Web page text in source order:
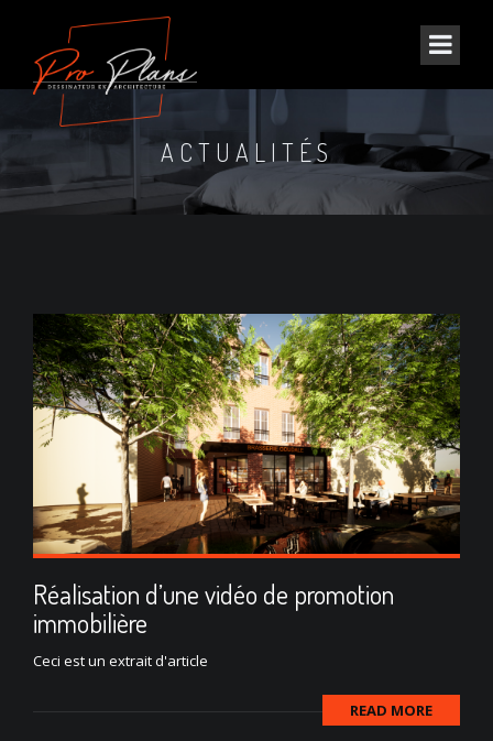
ACTUALITÉS
Réalisation d’une vidéo de promotion
immobilière
Ceci est un extrait d'article
READ MORE